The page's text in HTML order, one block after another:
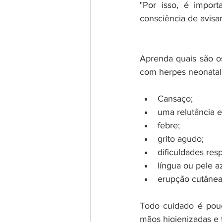
"Por isso, é
consciência de
Aprenda quais são
com herpes
Cansaço;
uma
febre;
grito agudo;
dificuldades
língua ou pele
erupção
Todo cuidado é
mãos higienizadas